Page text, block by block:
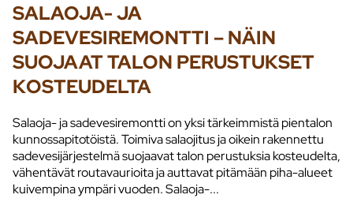
SALAOJA- JA
SADEVESIREMONTTI – NÄIN
SUOJAAT TALON PERUSTUKSET
KOSTEUDELTA
Salaoja- ja sadevesiremontti on yksi tärkeimmistä pientalon
kunnossapitotöistä. Toimiva salaojitus ja oikein rakennettu
sadevesijärjestelmä suojaavat talon perustuksia kosteudelta,
vähentävät routavaurioita ja auttavat pitämään piha-alueet
kuivempina ympäri vuoden. Salaoja-...